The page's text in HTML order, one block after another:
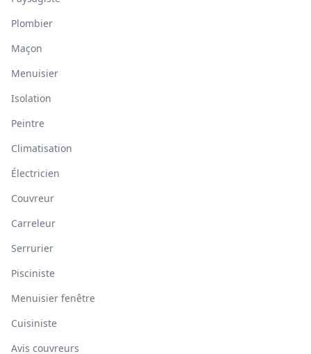
Plombier
Maçon
Menuisier
Isolation
Peintre
Climatisation
Électricien
Couvreur
Carreleur
Serrurier
Pisciniste
Menuisier fenêtre
Cuisiniste
Avis couvreurs